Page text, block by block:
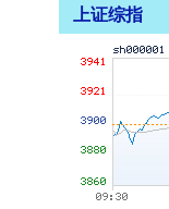
上证综指